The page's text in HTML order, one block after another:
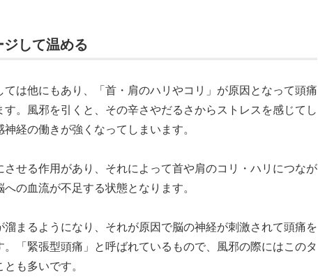
して温める
ては他にもあり、「首・肩のハリやコリ」が原因となって頭痛
。風邪を引くと、その辛さやだるさからストレスを感じてし
経の働きが強くなってしまいます。
せる作用があり、それによって首や肩のコリ・ハリにつなが
の血流が不足する状態となります。
溜まるようになり、それが原因で脳の神経が刺激されて頭痛を
「緊張型頭痛」と呼ばれているもので、風邪の際にはこのタ
も多いです。